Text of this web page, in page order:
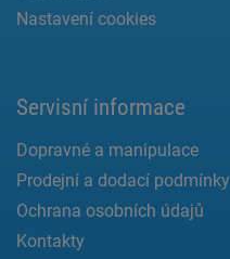
Nastavení cookies
Servisní informace
Dopravné a manipulace
Prodejní a dodací podmínky
Ochrana osobních údajů
Kontakty